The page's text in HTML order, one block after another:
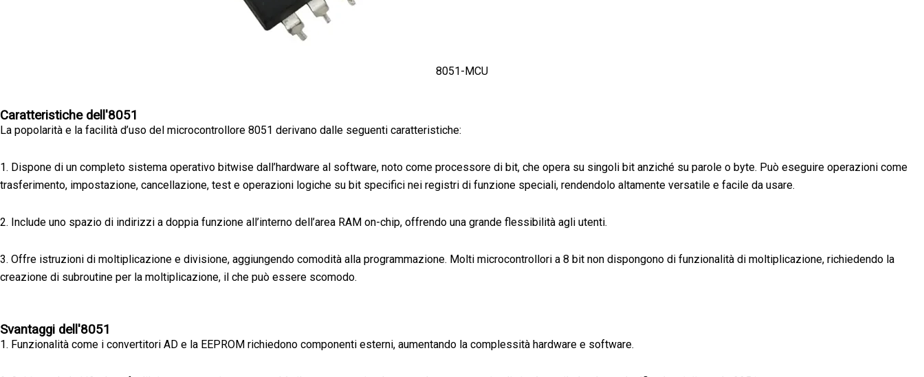
8051-MCU
Caratteristiche dell'8051
La popolarità e la facilità d’uso del microcontrollore 8051 derivano dalle seguenti caratteristiche:
1. Dispone di un completo sistema operativo bitwise dall’hardware al software, noto come processore di bit, che opera su singoli bit anziché su parole o byte. Può eseguire operazioni come
trasferimento, impostazione, cancellazione, test e operazioni logiche su bit specifici nei registri di funzione speciali, rendendolo altamente versatile e facile da usare.
2. Include uno spazio di indirizzi a doppia funzione all’interno dell’area RAM on-chip, offrendo una grande flessibilità agli utenti.
3. Offre istruzioni di moltiplicazione e divisione, aggiungendo comodità alla programmazione. Molti microcontrollori a 8 bit non dispongono di funzionalità di moltiplicazione, richiedendo la
creazione di subroutine per la moltiplicazione, il che può essere scomodo.
Svantaggi dell'8051
1. Funzionalità come i convertitori AD e la EEPROM richiedono componenti esterni, aumentando la complessità hardware e software.